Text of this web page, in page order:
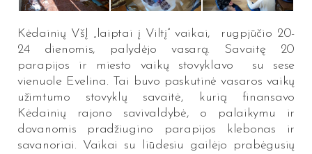
Kėdainių VšĮ „laiptai į Viltį” vaikai, rugpjūčio 20-
24 dienomis, palydėjo vasarą. Savaitę 20
parapijos ir miesto vaikų stovyklavo su sese
vienuole Evelina. Tai buvo paskutinė vasaros vaikų
užimtumo stovyklų savaitė, kurią finansavo
Kėdainių rajono savivaldybė, o palaikymu ir
dovanomis pradžiugino parapijos klebonas ir
savanoriai. Vaikai su liūdesiu gailėjo prabėgusių